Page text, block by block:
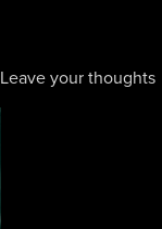
Leave your thoughts